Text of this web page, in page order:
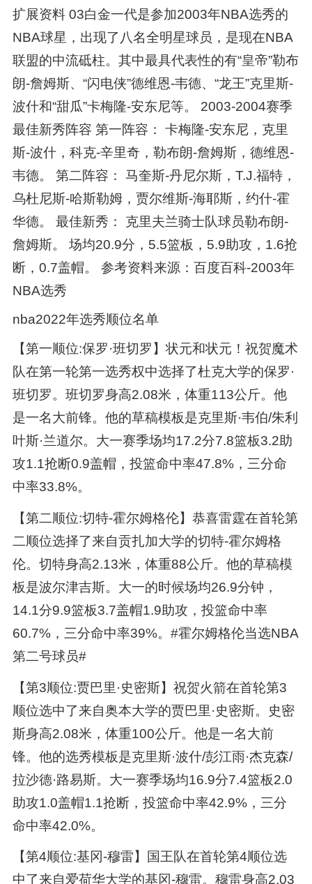
扩展资料 03白金一代是参加2003年NBA选秀的
NBA球星，出现了八名全明星球员，是现在NBA
联盟的中流砥柱。其中最具代表性的有“皇帝”勒布
朗-詹姆斯、“闪电侠”德维恩-韦德、“龙王”克里斯-
波什和“甜瓜”卡梅隆-安东尼等。 2003-2004赛季
最佳新秀阵容 第一阵容： 卡梅隆-安东尼，克里
斯-波什，科克-辛里奇，勒布朗-詹姆斯，德维恩-
韦德。 第二阵容： 马奎斯-丹尼尔斯，T.J.福特，
乌杜尼斯-哈斯勒姆，贾尔维斯-海耶斯，约什-霍
华德。 最佳新秀： 克里夫兰骑士队球员勒布朗-
詹姆斯。 场均20.9分，5.5篮板，5.9助攻，1.6抢
断，0.7盖帽。 参考资料来源：百度百科-2003年
NBA选秀
nba2022年选秀顺位名单
【第一顺位:保罗·班切罗】状元和状元！祝贺魔术
队在第一轮第一选秀权中选择了杜克大学的保罗·
班切罗。班切罗身高2.08米，体重113公斤。他
是一名大前锋。他的草稿模板是克里斯·韦伯/朱利
叶斯·兰道尔。大一赛季场均17.2分7.8篮板3.2助
攻1.1抢断0.9盖帽，投篮命中率47.8%，三分命
中率33.8%。
【第二顺位:切特-霍尔姆格伦】恭喜雷霆在首轮第
二顺位选择了来自贡扎加大学的切特-霍尔姆格
伦。切特身高2.13米，体重88公斤。他的草稿模
板是波尔津吉斯。大一的时候场均26.9分钟，
14.1分9.9篮板3.7盖帽1.9助攻，投篮命中率
60.7%，三分命中率39%。#霍尔姆格伦当选NBA
第二号球员#
【第3顺位:贾巴里·史密斯】祝贺火箭在首轮第3
顺位选中了来自奥本大学的贾巴里·史密斯。史密
斯身高2.08米，体重100公斤。他是一名大前
锋。他的选秀模板是克里斯·波什/彭江雨·杰克森/
拉沙德·路易斯。大一赛季场均16.9分7.4篮板2.0
助攻1.0盖帽1.1抢断，投篮命中率42.9%，三分
命中率42.0%。
【第4顺位:基冈-穆雷】国王队在首轮第4顺位选
中了来自爱荷华大学的基冈-穆雷。穆雷身高2.03